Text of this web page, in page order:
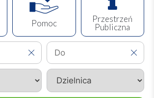
Pomoc
Przestrzeń
Publiczna